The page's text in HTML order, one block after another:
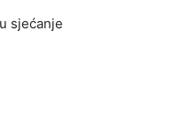
sjećanje